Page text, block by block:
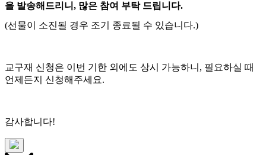
을 발송해드리니, 많은 참여 부탁 드립니다.
(선물이 소진될 경우 조기 종료될 수 있습니다.)
교구재 신청은 이번 기한 외에도 상시 가능하니, 필요하실 때
언제든지 신청해주세요.
감사합니다!